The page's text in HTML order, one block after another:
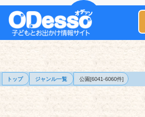
トップ ジャンル一覧 公園[6041-6060件]